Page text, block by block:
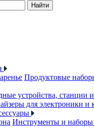
Найти
Продуктовые
устройства,
для электроники и
Инструменты и наборы